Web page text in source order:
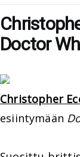
Doctor
Christopher
esiintymään